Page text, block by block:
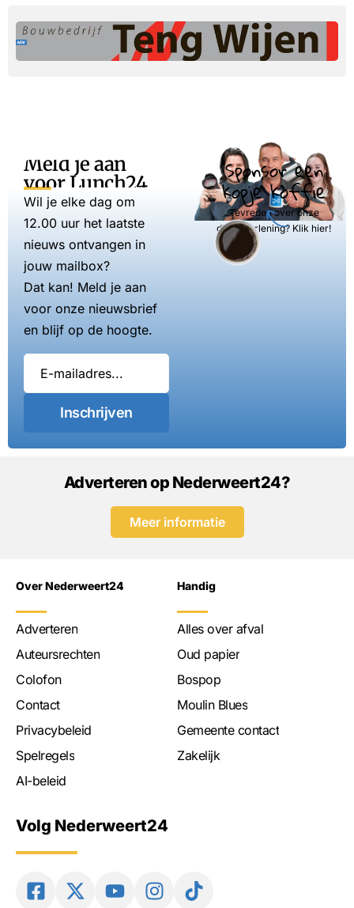
Meld je aan
voor Lunch24
Wil je elke dag om
12.00 uur het laatste
nieuws ontvangen in
jouw mailbox?
Dat kan! Meld je aan
voor onze nieuwsbrief
en blijf op de hoogte.
Inschrijven
Sponsor een
kopje koffie
Tevreden over onze
dienstverlening? Klik hier!
Adverteren op Nederweert24?
Meer informatie
Over Nederweert24
Adverteren
Auteursrechten
Colofon
Contact
Privacybeleid
Spelregels
AI-beleid
Handig
Alles over afval
Oud papier
Bospop
Moulin Blues
Gemeente contact
Zakelijk
Volg Nederweert24